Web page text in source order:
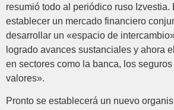
resumió todo al periódico ruso Izvestia.
establecer un mercado financiero
desarrollar un «espacio de
logrado avances sustanciales y ahora
en sectores como la banca, los
valores».
Pronto se establecerá un nuevo